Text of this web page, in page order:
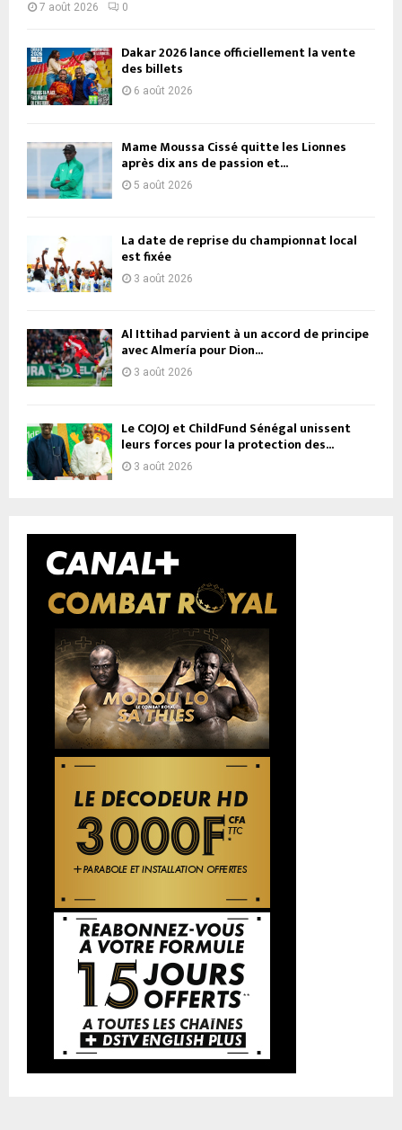
7 août 2026 0
Dakar 2026 lance officiellement la vente
des billets
6 août 2026
Mame Moussa Cissé quitte les Lionnes
après dix ans de passion et...
5 août 2026
La date de reprise du championnat local
est fixée
3 août 2026
Al Ittihad parvient à un accord de principe
avec Almería pour Dion...
3 août 2026
Le COJOJ et ChildFund Sénégal unissent
leurs forces pour la protection des...
3 août 2026